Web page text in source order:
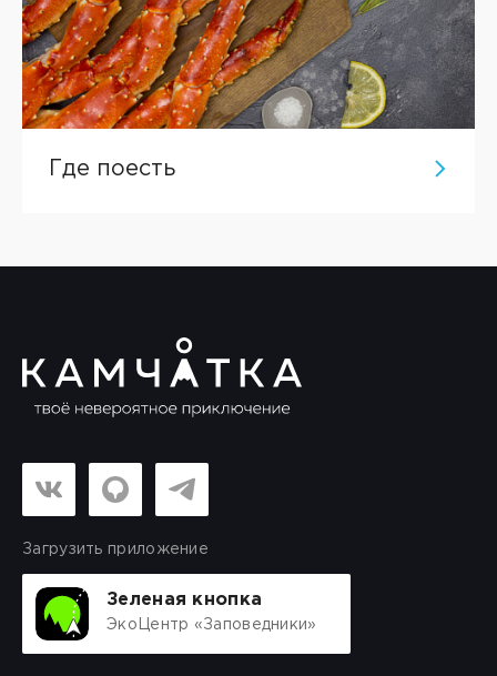
Где поесть
Загрузить приложение
Зеленая кнопка
ЭкоЦентр «Заповедники»